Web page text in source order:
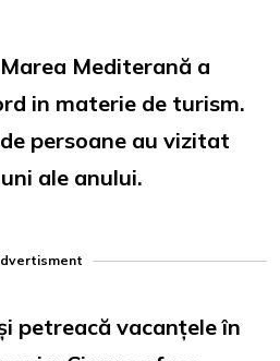
Mediterană a
in materie de turism.
persoane au vizitat
ale anului.
petreacă vacanțele în